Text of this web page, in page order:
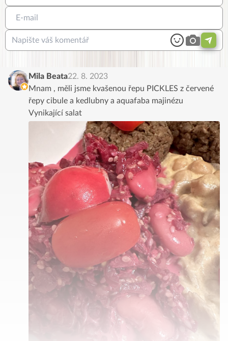
Mila Beata22. 8. 2023
Mnam , měli jsme kvašenou řepu PICKLES z červené
řepy cibule a kedlubny a aquafaba majinézu
Vynikající salat